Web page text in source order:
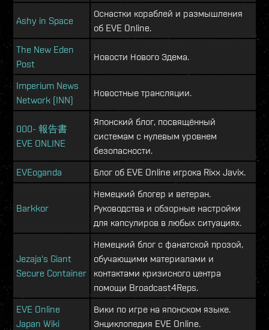
Ashy in Space
Оснастки кораблей и размышления
об EVE Online.
The New Eden
Post
Новости Нового Эдема.
Imperium News
Network (INN)
Новостные трансляции.
000- 報告書
EVE ONLINE
Японский блог, посвящённый
системам с нулевым уровнем
безопасности.
EVEoganda
Блог об EVE Online игрока Rixx Javix.
Barkkor
Немецкий блогер и ветеран.
Руководства и обзорные настройки
для капсулиров в любых ситуациях.
Jezaja's Giant
Secure Container
Немецкий блог с фанатской прозой,
обучающими материалами и
контактами кризисного центра
помощи Broadcast4Reps.
EVE Online
Japan Wiki
Вики по игре на японском языке.
Энциклопедия EVE Online.